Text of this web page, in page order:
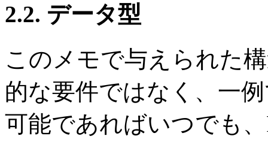
2.2. データ型
このメモで与えられた
的な要件ではなく、一
可能であればいつでも